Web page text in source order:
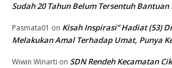
Sudah 20 Tahun Belum Tersentuh
Pasmata01 on Kisah Inspirasi” Hadiat (53)
Melakukan Amal Terhadap Umat, Punya
Wiwin Winarti on SDN Rendeh Kecamatan